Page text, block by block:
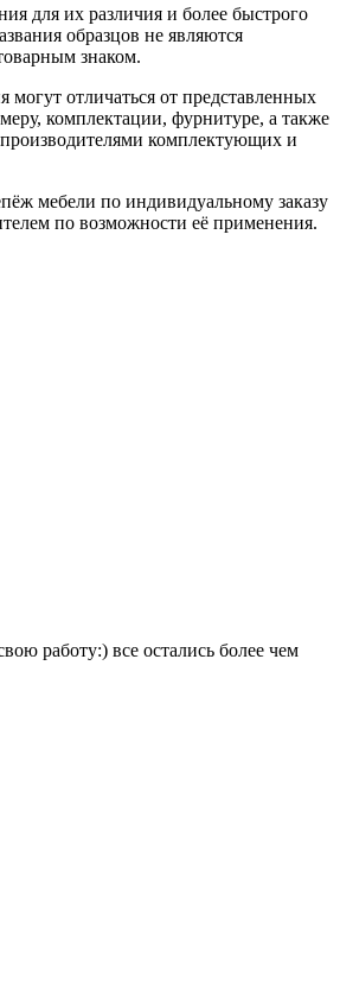
для их различия и более быстрого
образцов не являются
знаком.
могут отличаться от представленных
комплектации, фурнитуре, а также
комплектующих и
мебели по индивидуальному заказу
по возможности её применения.
работу:) все остались более чем